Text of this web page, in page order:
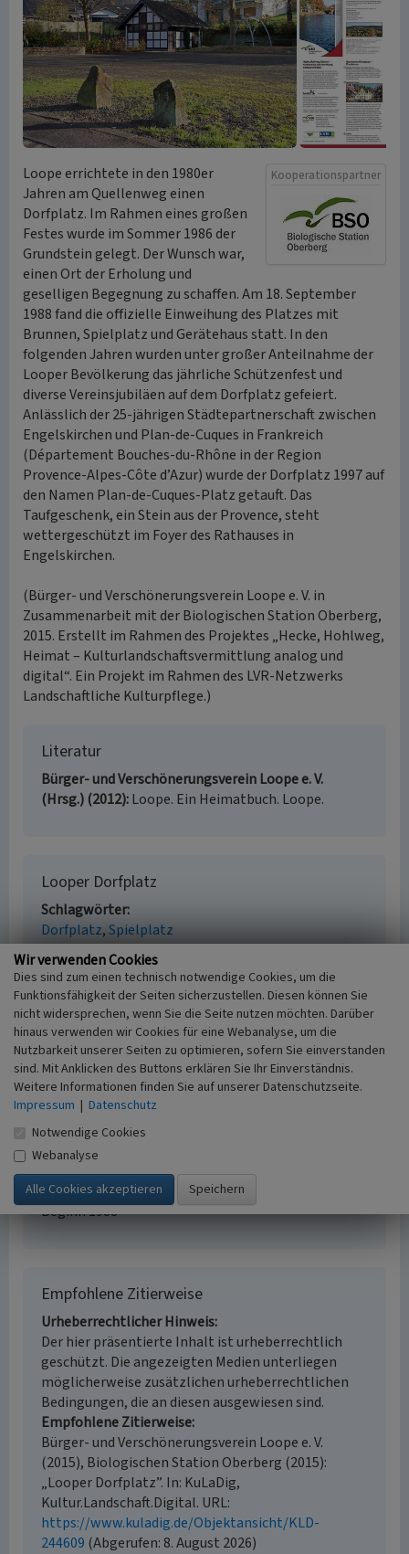
Kooperationspartner
Loope errichtete in den 1980er
Jahren am Quellenweg einen
Dorfplatz. Im Rahmen eines großen
Festes wurde im Sommer 1986 der
Grundstein gelegt. Der Wunsch war,
einen Ort der Erholung und
geselligen Begegnung zu schaffen. Am 18. September
1988 fand die offizielle Einweihung des Platzes mit
Brunnen, Spielplatz und Gerätehaus statt. In den
folgenden Jahren wurden unter großer Anteilnahme der
Looper Bevölkerung das jährliche Schützenfest und
diverse Vereinsjubiläen auf dem Dorfplatz gefeiert.
Anlässlich der 25-jährigen Städtepartnerschaft zwischen
Engelskirchen und Plan-de-Cuques in Frankreich
(Département Bouches-du-Rhône in der Region
Provence-Alpes-Côte d’Azur) wurde der Dorfplatz 1997 auf
den Namen Plan-de-Cuques-Platz getauft. Das
Taufgeschenk, ein Stein aus der Provence, steht
wettergeschützt im Foyer des Rathauses in
Engelskirchen.
(Bürger- und Verschönerungsverein Loope e. V. in
Zusammenarbeit mit der Biologischen Station Oberberg,
2015. Erstellt im Rahmen des Projektes „Hecke, Hohlweg,
Heimat – Kulturlandschaftsvermittlung analog und
digital“. Ein Projekt im Rahmen des LVR-Netzwerks
Landschaftliche Kulturpflege.)
Literatur
Bürger- und Verschönerungsverein Loope e. V.
(Hrsg.) (2012) Loope. Ein Heimatbuch. Loope.
Looper Dorfplatz
Schlagwörter
Dorfplatz Spielplatz
Straße / Hausnummer
Quellenweg
Ort
51766 Engelskirchen - Loope
Fachsicht(en)
Landeskunde, Kulturlandschaftspflege
Erfassungsmaßstab
i.d.R. 1:5.000 (größer als 1:20.000)
Erfassungsmethode
Literaturauswertung, Geländebegehung/-
kartierung, mündliche Hinweise Ortsansässiger,
Ortskundiger
Historischer Zeitraum
Beginn 1988
Empfohlene Zitierweise
Urheberrechtlicher Hinweis
Der hier präsentierte Inhalt ist urheberrechtlich
geschützt. Die angezeigten Medien unterliegen
möglicherweise zusätzlichen urheberrechtlichen
Bedingungen, die an diesen ausgewiesen sind.
Empfohlene Zitierweise
Bürger- und Verschönerungsverein Loope e. V.
(2015), Biologischen Station Oberberg (2015):
„Looper Dorfplatz”. In: KuLaDig,
Kultur.Landschaft.Digital. URL:
https://www.kuladig.de/Objektansicht/KLD-
244609 (Abgerufen: 8. August 2026)
Wir verwenden Cookies
Dies sind zum einen technisch notwendige Cookies, um die
Funktionsfähigkeit der Seiten sicherzustellen. Diesen können Sie
nicht widersprechen, wenn Sie die Seite nutzen möchten. Darüber
hinaus verwenden wir Cookies für eine Webanalyse, um die
Nutzbarkeit unserer Seiten zu optimieren, sofern Sie einverstanden
sind. Mit Anklicken des Buttons erklären Sie Ihr Einverständnis.
Weitere Informationen finden Sie auf unserer Datenschutzseite.
Impressum | Datenschutz
Notwendige Cookies
Webanalyse